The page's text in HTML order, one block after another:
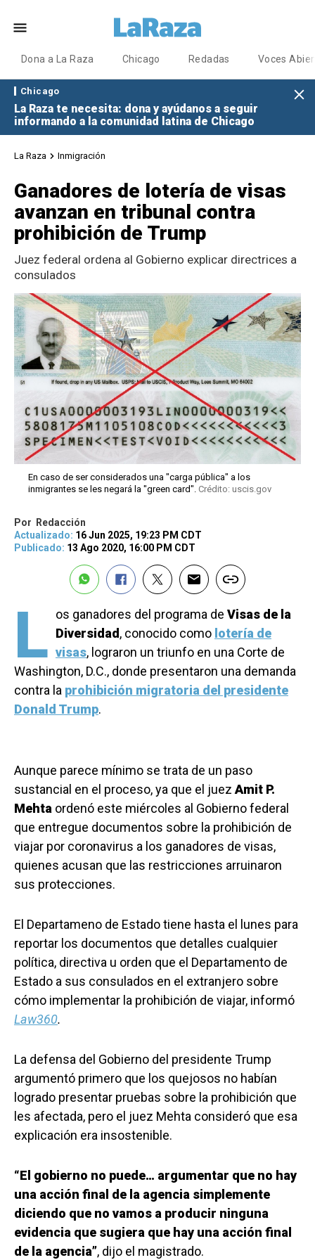
Dona a La Raza Chicago Redadas Voces
Chicago
La Raza te necesita: dona y ayúdanos a seguir
informando a la comunidad latina de Chicago
La Raza Inmigración
Ganadores de lotería de visas
avanzan en tribunal contra
prohibición de Trump
Juez federal ordena al Gobierno explicar directrices a
consulados
En caso de ser considerados una "carga pública" a los
inmigrantes se les negará la "green card". Crédito: uscis.gov
Por
Redacción
Actualizado: 16 Jun 2025, 19:23 PM CDT
Publicado: 13 Ago 2020, 16:00 PM CDT
L os ganadores del programa de Visas de la
Diversidad, conocido como lotería de
visas, lograron un triunfo en una Corte de
Washington, D.C., donde presentaron una demanda
contra la prohibición migratoria del presidente
Donald Trump.
Aunque parece mínimo se trata de un paso
sustancial en el proceso, ya que el juez Amit P.
Mehta ordenó este miércoles al Gobierno federal
que entregue documentos sobre la prohibición de
viajar por coronavirus a los ganadores de visas,
quienes acusan que las restricciones arruinaron
sus protecciones.
El Departameno de Estado tiene hasta el lunes para
reportar los documentos que detalles cualquier
política, directiva u orden que el Departamento de
Estado a sus consulados en el extranjero sobre
cómo implementar la prohibición de viajar, informó
Law360.
La defensa del Gobierno del presidente Trump
argumentó primero que los quejosos no habían
logrado presentar pruebas sobre la prohibición que
les afectada, pero el juez Mehta consideró que esa
explicación era insostenible.
“El gobierno no puede… argumentar que no hay
una acción final de la agencia simplemente
diciendo que no vamos a producir ninguna
evidencia que sugiera que hay una acción final
de la agencia”, dijo el magistrado.